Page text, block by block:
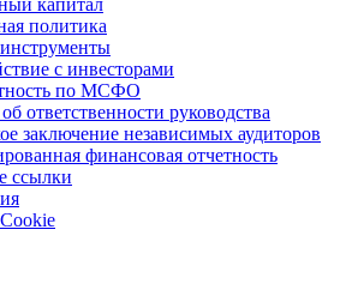
капитал
политика
с инвеcторами
по МСФО
ответственности руководства
заключение независимых аудиторов
финансовая отчетность
ссылки